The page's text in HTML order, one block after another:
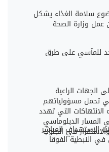
سلامة الغذاء يشكل
عمل وزارة الصحة
للمآسي على طرق
الجهات الراعية
تحمل مسؤولياتهم
التي تهدد
الدبلوماسي
في الجنوب
الاستهداف المباشر
النبطية الفوقا